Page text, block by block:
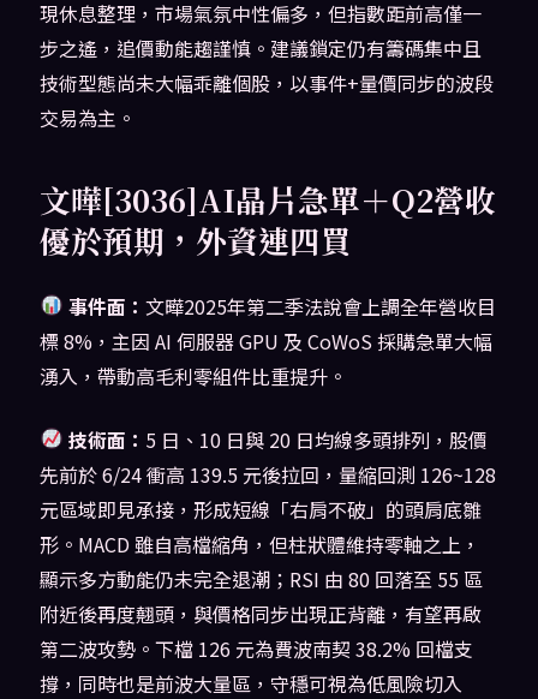
現休息整理，市場氣氛中性偏多，但指數距前高僅一
步之遙，追價動能趨謹慎。建議鎖定仍有籌碼集中且
技術型態尚未大幅乖離個股，以事件+量價同步的波段
交易為主。
文曄[3036]AI晶片急單＋Q2營收
優於預期，外資連四買
事件面： 文曄2025年第二季法說會上調全年營收目
標 8%，主因 AI 伺服器 GPU 及 CoWoS 採購急單大幅
湧入，帶動高毛利零組件比重提升。
技術面： 5 日、10 日與 20 日均線多頭排列，股價
先前於 6/24 衝高 139.5 元後拉回，量縮回測 126~128
元區域即見承接，形成短線「右肩不破」的頭肩底雛
形。MACD 雖自高檔縮角，但柱狀體維持零軸之上，
顯示多方動能仍未完全退潮；RSI 由 80 回落至 55 區
附近後再度翹頭，與價格同步出現正背離，有望再啟
第二波攻勢。下檔 126 元為費波南契 38.2% 回檔支
撐，同時也是前波大量區，守穩可視為低風險切入